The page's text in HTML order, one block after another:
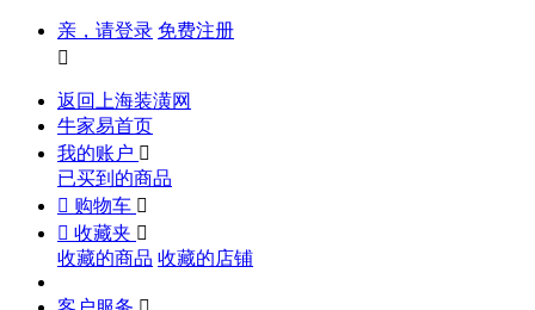
亲，请登录 免费注册

返回上海装潢网
牛家易首页
我的账户 
已买到的商品
 购物车 
 收藏夹 
收藏的商品 收藏的店铺